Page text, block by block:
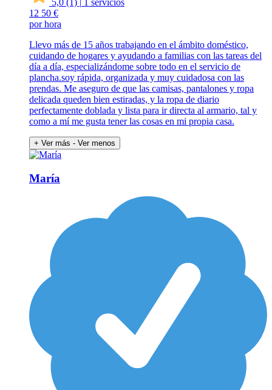
12 50 €
por hora
Llevo más de 15 años trabajando en el ámbito doméstico,
cuidando de hogares y ayudando a familias con las tareas del
día a día, especializándome sobre todo en el servicio de
plancha.soy rápida, organizada y muy cuidadosa con las
prendas. Me aseguro de que las camisas, pantalones y ropa
delicada queden bien estiradas, y la ropa de diario
perfectamente doblada y lista para ir directa al armario, tal y
como a mí me gusta tener las cosas en mi propia casa.
+ Ver más - Ver menos
María